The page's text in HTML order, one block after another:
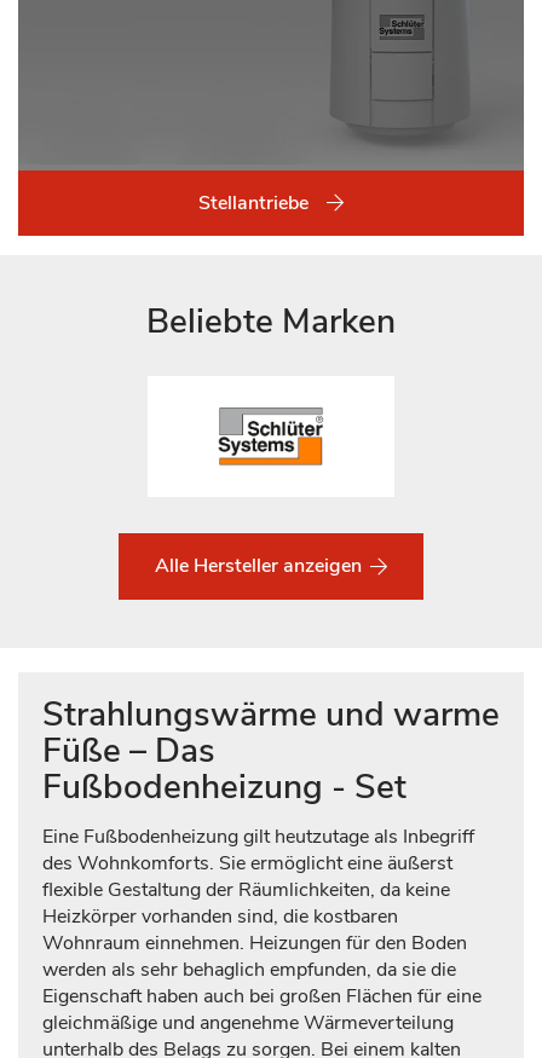
Stellantriebe
Beliebte Marken
Alle Hersteller anzeigen
Strahlungswärme und warme
Füße – Das
Fußbodenheizung - Set
Eine Fußbodenheizung gilt heutzutage als Inbegriff
des Wohnkomforts. Sie ermöglicht eine äußerst
flexible Gestaltung der Räumlichkeiten, da keine
Heizkörper vorhanden sind, die kostbaren
Wohnraum einnehmen. Heizungen für den Boden
werden als sehr behaglich empfunden, da sie die
Eigenschaft haben auch bei großen Flächen für eine
gleichmäßige und angenehme Wärmeverteilung
unterhalb des Belags zu sorgen. Bei einem kalten